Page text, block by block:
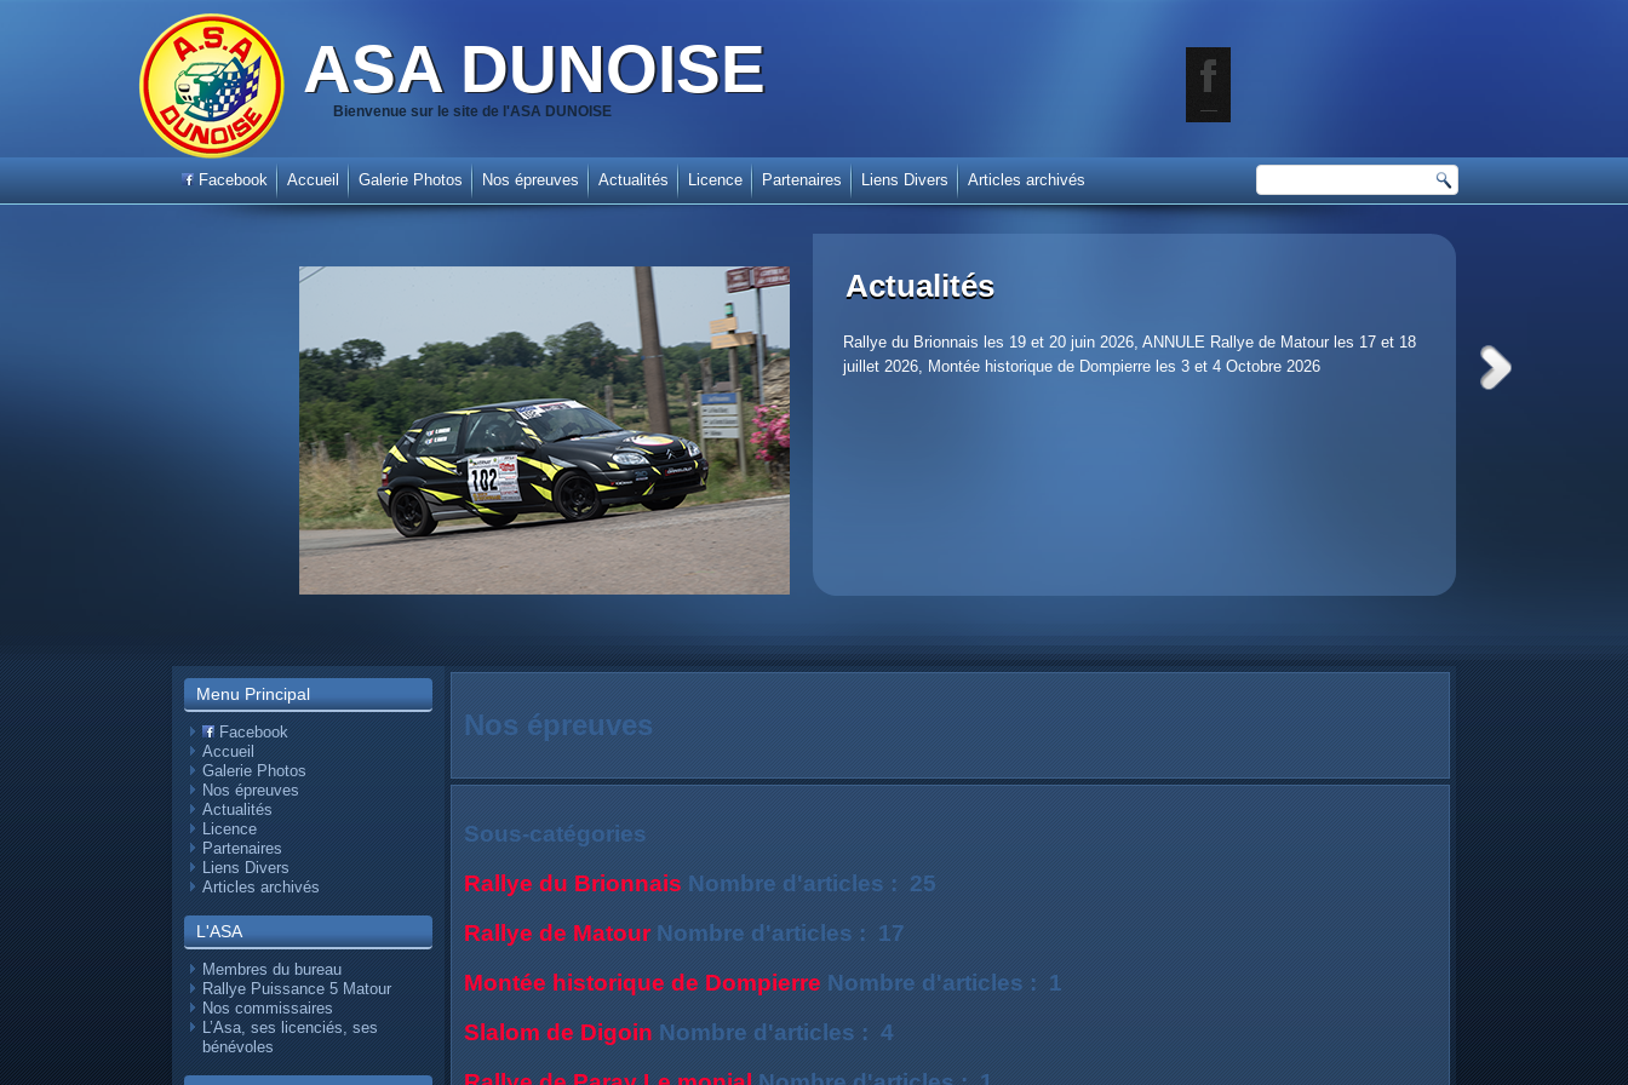
Actualités
Rallye du Brionnais les 19 et 20 juin 2026, ANNULE Rallye de Matour les 17 et 18
juillet 2026, Montée historique de Dompierre les 3 et 4 Octobre 2026
ASA DUNOISE
Bienvenue sur le site de l'ASA DUNOISE
Facebook Accueil Galerie Photos Nos épreuves Actualités Licence Partenaires Liens Divers Articles archivés
Menu Principal
Facebook
Accueil
Galerie Photos
Nos épreuves
Actualités
Licence
Partenaires
Liens Divers
Articles archivés
L'ASA
Membres du bureau
Rallye Puissance 5 Matour
Nos commissaires
L’Asa, ses licenciés, ses
bénévoles
Nos épreuves
Sous-catégories
Rallye du Brionnais Nombre d'articles : 25
Rallye de Matour Nombre d'articles : 17
Montée historique de Dompierre Nombre d'articles : 1
Slalom de Digoin Nombre d'articles : 4